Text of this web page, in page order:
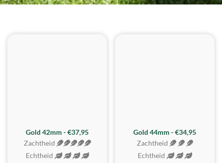
ZACHTSTE
Gold 42mm - €37,95
Zachtheid
Echtheid
Gold 44mm - €34,95
Zachtheid
Echtheid